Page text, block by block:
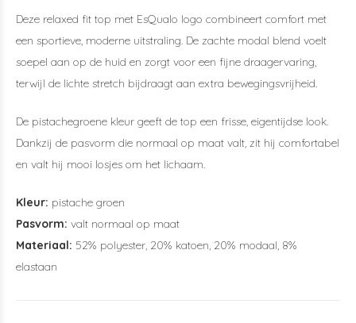
Deze relaxed fit top met EsQualo logo combineert comfort met
een sportieve, moderne uitstraling. De zachte modal blend voelt
soepel aan op de huid en zorgt voor een fijne draagervaring,
terwijl de lichte stretch bijdraagt aan extra bewegingsvrijheid.
De pistachegroene kleur geeft de top een frisse, eigentijdse look.
Dankzij de pasvorm die normaal op maat valt, zit hij comfortabel
en valt hij mooi losjes om het lichaam.
Kleur: pistache groen
Pasvorm: valt normaal op maat
Materiaal: 52% polyester, 20% katoen, 20% modaal, 8%
elastaan